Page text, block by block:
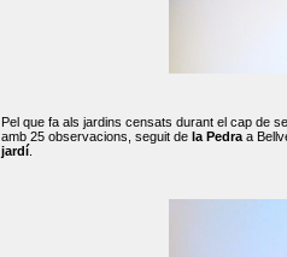
Pel que fa als jardins censats durant el cap de
amb 25 observacions, seguit de la Pedra a
jardí